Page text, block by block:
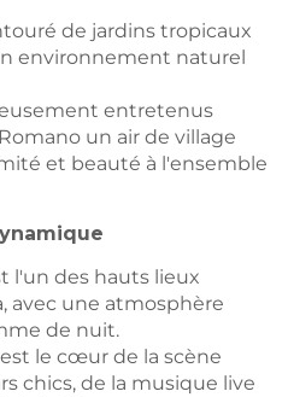
de jardins tropicaux
environnement naturel
entretenus
un air de village
et beauté à l'ensemble
l'un des hauts lieux
avec une atmosphère
de nuit.
est le cœur de la scène
chics, de la musique live